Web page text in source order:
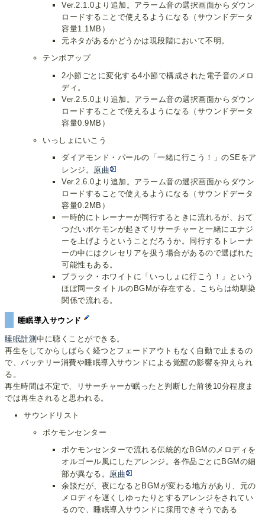
Ver.2.1.0より追加。アラーム音の選択画面からダウン
ロードすることで使えるようになる（サウンドデータ
容量1.1MB）
元ネタがあるかどうかは現段階において不明。
テンポアップ
2小節ごとに変化する4小節で構成された電子音のメロ
ディ。
Ver.2.5.0より追加。アラーム音の選択画面からダウン
ロードすることで使えるようになる（サウンドデータ
容量0.9MB）
いっしょにいこう
ダイアモンド・パールの「一緒に行こう！」のSEをア
レンジ。
原曲
Ver.2.6.0より追加。アラーム音の選択画面からダウン
ロードすることで使えるようになる（サウンドデータ
容量0.2MB）
一時的にトレーナーが同行するときに流れるが、おて
つだいポケモンが起きてリサーチャーと一緒にエナジ
ーを上げようということだろうか。同行するトレーナ
ーの中にはクレセリアを扱う場合があるので選ばれた
可能性もある。
ブラック・ホワイトに「いっしょに行こう！」という
ほぼ同一タイトルのBGMが存在する。こちらは幼馴染
関係で流れる。
睡眠導入サウンド
睡眠計測中に聴くことができる。
再生をしてからしばらく経つとフェードアウトもなく自動で止まるの
で、バッテリー消費や睡眠導入サウンドによる覚醒の影響を抑えられ
る。
再生時間は不定で、リサーチャーが眠ったと判断した前後10分程度ま
では再生されると思われる。
サウンドリスト
ポケモンセンター
ポケモンセンターで流れる伝統的なBGMのメロディを
オルゴール風にしたアレンジ。各作品ごとにBGMの細
部が異なる。 原曲
余談だが、夜になるとBGMが変わる地方があり、元の
メロディを遅くしゆったりとするアレンジをされてい
るので、睡眠導入サウンドに採用できそうである